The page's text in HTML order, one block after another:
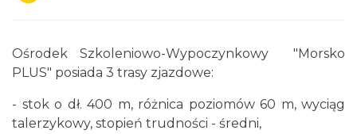
Ośrodek Szkoleniowo-Wypoczynkowy "Morsko
PLUS" posiada 3 trasy zjazdowe:
- stok o dł. 400 m, różnica poziomów 60 m, wyciąg
talerzykowy, stopień trudności - średni,